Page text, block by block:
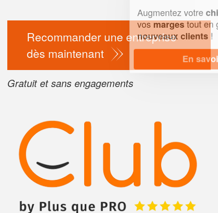
Recommander une entreprise
dès maintenant
Gratuit et sans engagements
chiffre d'affaireset
vosmargestout en gagnant de
nouveaux clients!
En savoir plus